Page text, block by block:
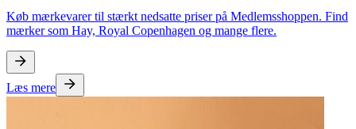
Køb mærkevarer til stærkt nedsatte priser på Medlemsshoppen. Find
mærker som Hay, Royal Copenhagen og mange flere.
Læs mere